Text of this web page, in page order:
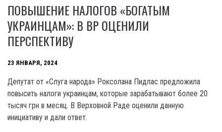
ПОВЫШЕНИЕ НАЛОГОВ «БОГАТЫМ
УКРАИНЦАМ»: В ВР ОЦЕНИЛИ
ПЕРСПЕКТИВУ
23 ЯНВАРЯ, 2024
Депутат от «Слуга народа» Роксолана Пидлас предложила
повысить налоги украинцам, которые зарабатывают более 20
тысяч грн в месяц. В Верховной Раде оценили данную
инициативу и дали ответ.